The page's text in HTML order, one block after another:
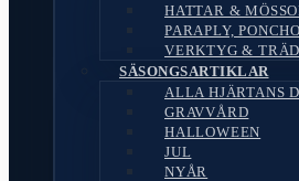
HATTAR &
PARAPLY,
VERKTYG &
SÄSONGSARTIKLAR
ALLA HJÄRTANS
GRAVVÅRD
HALLOWEEN
JUL
NYÅR